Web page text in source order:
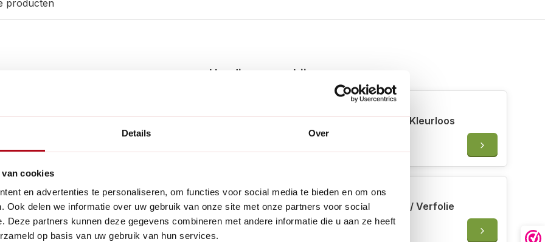
Details Over
cookies
en advertenties te personaliseren, om functies voor social media te bieden en om ons
Ook delen we informatie over uw gebruik van onze site met onze partners voor social
Deze partners kunnen deze gegevens combineren met andere informatie die u aan ze heeft
op basis van uw gebruik van hun services.
producten
ademende buitenverf
lijnolie en aardpigmenten.
en pigmenten van oker
en duurzaam. De
eco-vriendelijk element
Handig voor erbij
Uula Antischimmelmiddel - Kleurloos
houtgrondeer - 1 tot 10 liter
€88,95
Uula Kleurkaart - Kookverf / Verfolie
en Lijnverfolie